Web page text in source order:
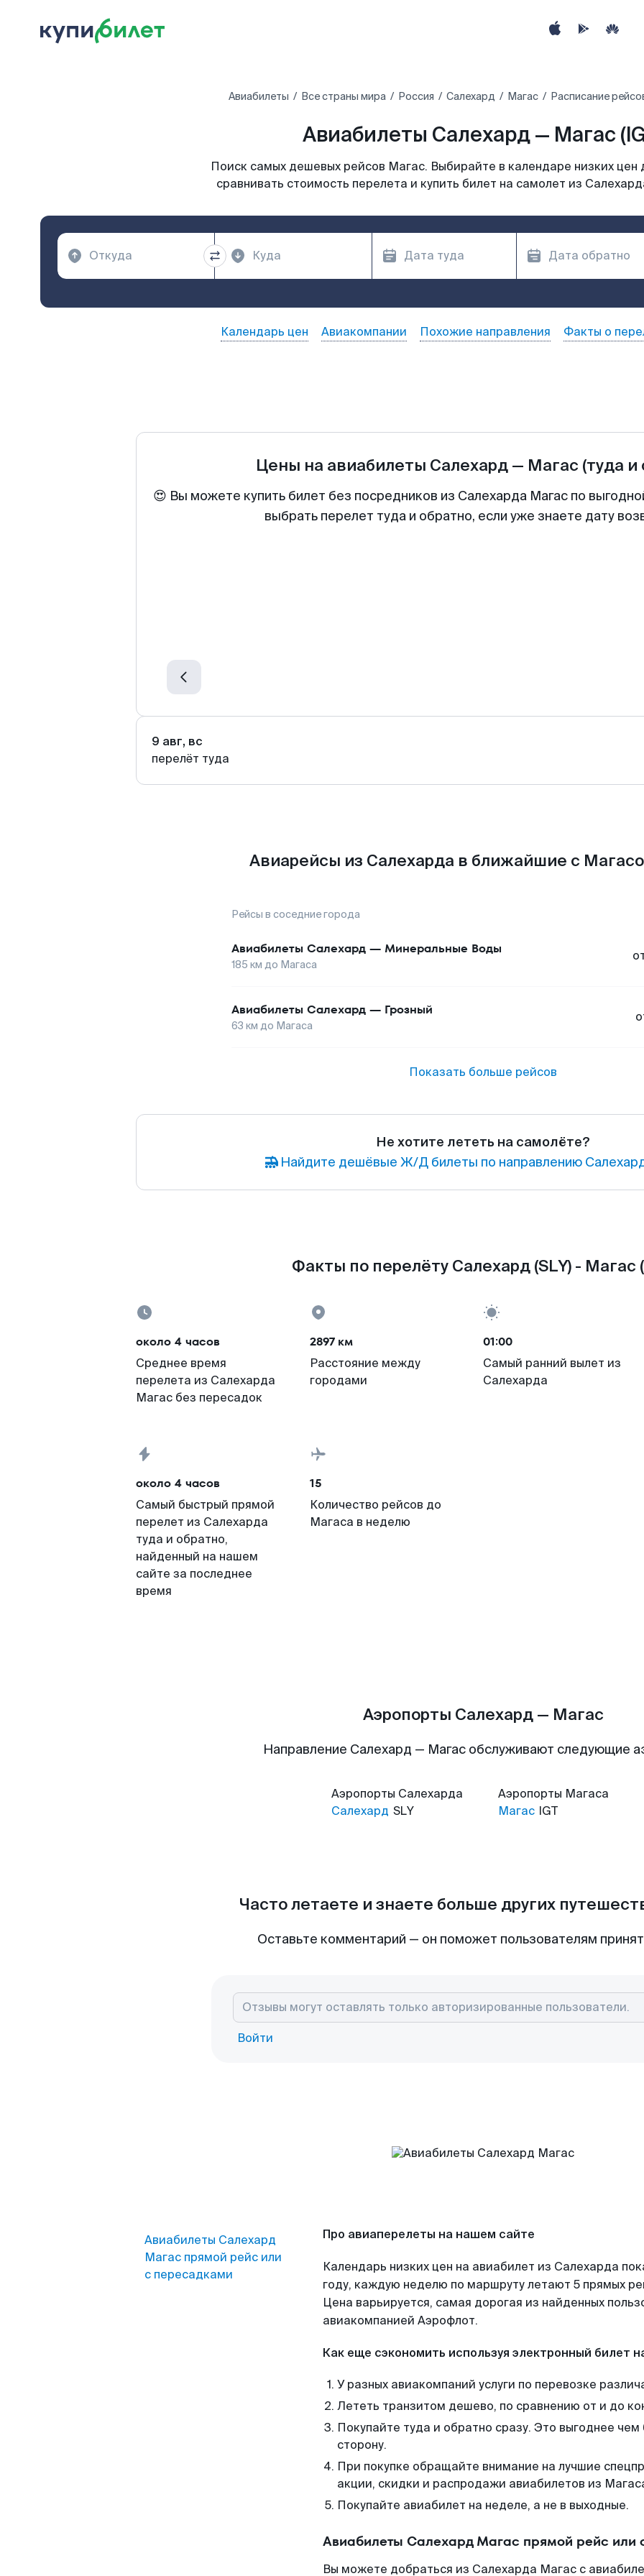
Авиабилеты Все страны мира Россия Салехард Магас Расписание
Авиабилеты Салехард — Магас
Поиск самых дешевых рейсов Магас. Выбирайте в календаре низких цен
сравнивать стоимость перелета и купить билет на самолет из
Календарь цен Авиакомпании Похожие направления Факты о
Цены на авиабилеты Салехард— Магас (туда и
😍 Вы можете купить билет без посредников из Салехарда Магас по
выбрать перелет туда и обратно, если уже знаете дату
9 авг, вс
перелёт туда
Авиарейсы из Салехарда в ближайшие с
Рейсы в соседние города
Авиабилеты Салехард — Минеральные Воды
185 км до Магаса
Авиабилеты Салехард — Грозный
63 км до Магаса
Показать больше рейсов
Не хотите лететь на самолёте?
Найдите дешёвые Ж/Д билеты по направлению
Факты по перелёту Салехард (SLY) - Магас
около 4 часов
Среднее время
перелета из Салехарда
Магас без пересадок
2897 км
Расстояние между
городами
01:00
Самый ранний вылет из
Салехарда
около 4 часов
Самый быстрый прямой
перелет из Салехарда
туда и обратно,
найденный на нашем
сайте за последнее
время
15
Количество рейсов до
Магаса в неделю
Аэропорты Салехард — Магас
Направление Салехард — Магас обслуживают следующие
Аэропорты Салехарда
Салехард SLY
Аэропорты Магаса
Магас IGT
Часто летаете и знаете больше других
Оставьте комментарий — он поможет пользователям
Войти
Авиабилеты Салехард
Магас прямой рейс или
с пересадками
Про авиаперелеты на нашем сайте
Календарь низких цен на авиабилет из Салехарда
году, каждую неделю по маршруту летают 5 прямых
Цена варьируется, самая дорогая из найденных
авиакомпанией Аэрофлот.
Как еще сэкономить используя электронный билет
У разных авиакомпаний услуги по перевозке
Лететь транзитом дешево, по сравнению от и до
Покупайте туда и обратно сразу. Это выгоднее
сторону.
При покупке обращайте внимание на лучшие
акции, скидки и распродажи авиабилетов из
Покупайте авиабилет на неделе, а не в выходные.
Авиабилеты Салехард Магас прямой рейс или
Вы можете добраться из Салехарда Магас с